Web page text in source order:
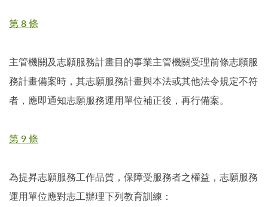
第 8 條
主管機關及志願服務計畫目的事業主管機關受理前條志願服
務計畫備案時，其志願服務計畫與本法或其他法令規定不符
者，應即通知志願服務運用單位補正後，再行備案。
第 9 條
為提昇志願服務工作品質，保障受服務者之權益，志願服務
運用單位應對志工辦理下列教育訓練：